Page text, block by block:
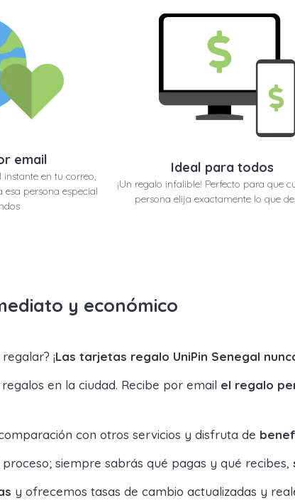
email
en tu correo,
esa persona especial
Ideal para todos
¡Un regalo infalible! Perfecto para que
persona elija exactamente lo que
y económico
¡Las tarjetas regalo UniPin Senegal
en la ciudad. Recibe por email el regalo
con otros servicios y disfruta de
siempre sabrás qué pagas y qué recibes,
y ofrecemos tasas de cambio actualizadas y